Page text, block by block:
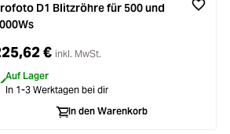
D1 Blitzröhre für 500 und
€ inkl. MwSt.
Auf Lager
In 1-3 Werktagen bei dir
In den Warenkorb